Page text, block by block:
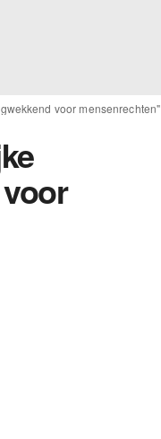
voor mensenrechten"